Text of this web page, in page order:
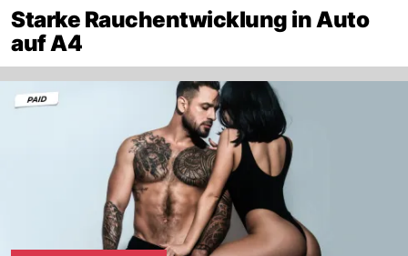
Starke Rauchentwicklung in Auto
auf A4